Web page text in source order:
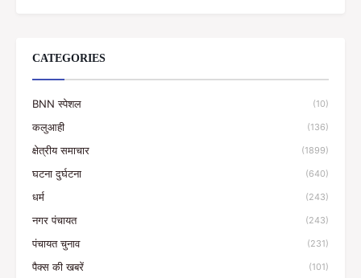
CATEGORIES
BNN स्पेशल (10)
कलुआही (136)
क्षेत्रीय समाचार (1899)
घटना दुर्घटना (640)
धर्म (243)
नगर पंचायत (243)
पंचायत चुनाव (231)
पैक्स की खबरें (101)